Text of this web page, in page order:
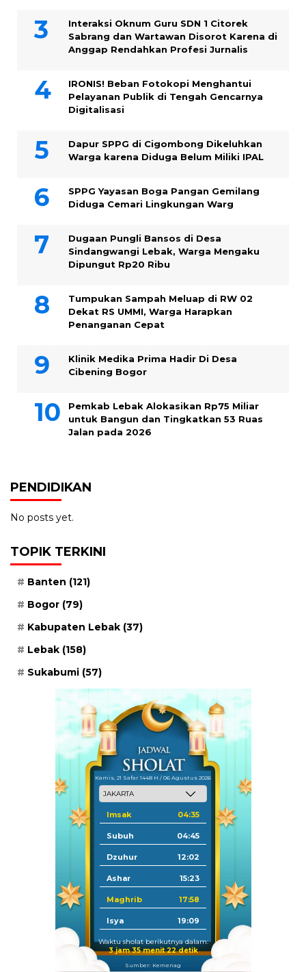
Interaksi Oknum Guru SDN 1 Citorek
Sabrang dan Wartawan Disorot Karena di
Anggap Rendahkan Profesi Jurnalis
IRONIS! Beban Fotokopi Menghantui
Pelayanan Publik di Tengah Gencarnya
Digitalisasi
Dapur SPPG di Cigombong Dikeluhkan
Warga karena Diduga Belum Miliki IPAL
SPPG Yayasan Boga Pangan Gemilang
Diduga Cemari Lingkungan Warg
Dugaan Pungli Bansos di Desa
Sindangwangi Lebak, Warga Mengaku
Dipungut Rp20 Ribu
Tumpukan Sampah Meluap di RW 02
Dekat RS UMMI, Warga Harapkan
Penanganan Cepat
Klinik Medika Prima Hadir Di Desa
Cibening Bogor
Pemkab Lebak Alokasikan Rp75 Miliar
untuk Bangun dan Tingkatkan 53 Ruas
Jalan pada 2026
PENDIDIKAN
No posts yet.
TOPIK TERKINI
Banten (121)
Bogor (79)
Kabupaten Lebak (37)
Lebak (158)
Sukabumi (57)
Kamis, 21 Safar 1448 H / 06 Agustus 2026
Imsak 04:35
Subuh 04:45
Dzuhur 12:02
Ashar 15:23
Maghrib 17:58
Isya 19:09
Waktu sholat berikutnya dalam:
3 jam 35 menit 22 detik
Sumber: Kemenag